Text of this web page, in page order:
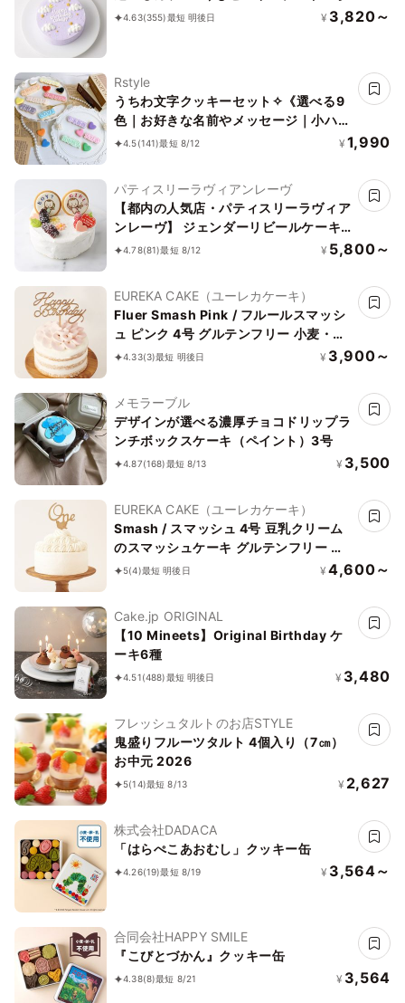
4.63(355)最短 明後日 ¥ 3,820～
Rstyle
うちわ文字クッキーセット✧《選べる9
色｜お好きな名前やメッセージ｜小ハー
ト2枚付♪》
4.5(141)最短 8/12 ¥ 1,990
パティスリーラヴィアンレーヴ
【都内の人気店・パティスリーラヴィア
ンレーヴ】 ジェンダーリビールケーキ
4号 12cm
4.78(81)最短 8/12 ¥ 5,800～
EUREKA CAKE（ユーレカケーキ）
Fluer Smash Pink / フルールスマッシ
ュ ピンク 4号 グルテンフリー 小麦・乳
不使用 着色料不使用
4.33(3)最短 明後日 ¥ 3,900～
メモラーブル
デザインが選べる濃厚チョコドリップラ
ンチボックスケーキ（ペイント）3号
4.87(168)最短 8/13 ¥ 3,500
EUREKA CAKE（ユーレカケーキ）
Smash / スマッシュ 4号 豆乳クリーム
のスマッシュケーキ グルテンフリー 小
麦・乳不使用
5(4)最短 明後日 ¥ 4,600～
Cake.jp ORIGINAL
【10 Mineets】Original Birthday ケ
ーキ6種
4.51(488)最短 明後日 ¥ 3,480
フレッシュタルトのお店STYLE
鬼盛りフルーツタルト 4個入り（7㎝）
お中元 2026
5(14)最短 8/13 ¥ 2,627
株式会社DADACA
「はらぺこあおむし」クッキー缶
4.26(19)最短 8/19 ¥ 3,564～
合同会社HAPPY SMILE
『こびとづかん』クッキー缶
4.38(8)最短 8/21 ¥ 3,564